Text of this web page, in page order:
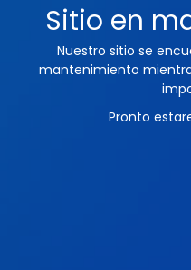
Sitio en
Nuestro sitio se
mantenimiento
Pronto